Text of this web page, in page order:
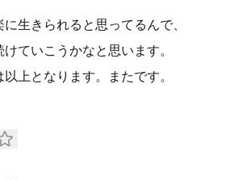
生きられると思ってるんで、
ていこうかなと思います。
上となります。またです。